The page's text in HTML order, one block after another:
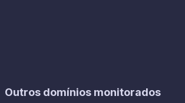
Outros domínios monitorados